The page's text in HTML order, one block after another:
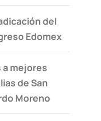
del
Edomex
a mejores
de San
Moreno